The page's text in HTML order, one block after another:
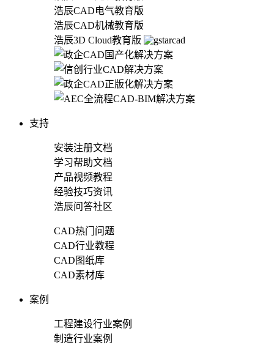
浩辰CAD电气教育版
浩辰CAD机械教育版
浩辰3D Cloud教育版
支持
安装注册文档
学习帮助文档
产品视频教程
经验技巧资讯
浩辰问答社区
CAD热门问题
CAD行业教程
CAD图纸库
CAD素材库
案例
工程建设行业案例
制造行业案例